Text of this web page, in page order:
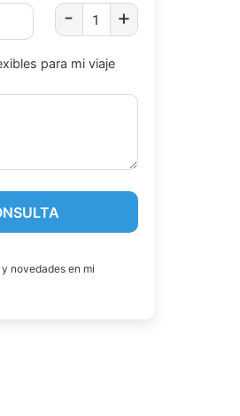
- +
para mi viaje
novedades en mi